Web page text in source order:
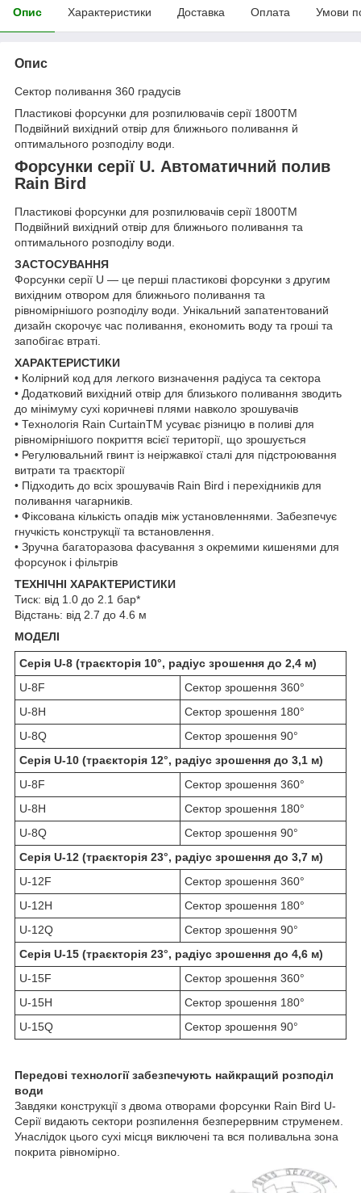
Опис Характеристики Доставка Оплата Умови
Опис
Сектор поливання 360 градусів
Пластикові форсунки для розпилювачів серії 1800TM
Подвійний вихідний отвір для ближнього поливання й
оптимального розподілу води.
Форсунки серії U. Автоматичний полив
Rain Bird
Пластикові форсунки для розпилювачів серії 1800TM
Подвійний вихідний отвір для ближнього поливання та
оптимального розподілу води.
ЗАСТОСУВАННЯ
Форсунки серії U — це перші пластикові форсунки з другим
вихідним отвором для ближнього поливання та
рівномірнішого розподілу води. Унікальний запатентований
дизайн скорочує час поливання, економить воду та гроші та
запобігає втраті.
ХАРАКТЕРИСТИКИ
• Колірний код для легкого визначення радіуса та сектора
• Додатковий вихідний отвір для близького поливання зводить
до мінімуму сухі коричневі плями навколо зрошувачів
• Технологія Rain CurtainTM усуває різницю в поливі для
рівномірнішого покриття всієї території, що зрошується
• Регулювальний гвинт із неіржавкої сталі для підстроювання
витрати та траєкторії
• Підходить до всіх зрошувачів Rain Bird і перехідників для
поливання чагарників.
• Фіксована кількість опадів між установленнями. Забезпечує
гнучкість конструкції та встановлення.
• Зручна багаторазова фасування з окремими кишенями для
форсунок і фільтрів
ТЕХНІЧНІ ХАРАКТЕРИСТИКИ
Тиск: від 1.0 до 2.1 бар*
Відстань: від 2.7 до 4.6 м
МОДЕЛІ
Серія U-8 (траєкторія 10°, радіус зрошення до 2,4 м)
U-8F
Сектор зрошення 360°
U-8H
Сектор зрошення 180°
U-8Q
Сектор зрошення 90°
Серія U-10 (траєкторія 12°, радіус зрошення до 3,1 м)
U-8F
Сектор зрошення 360°
U-8H
Сектор зрошення 180°
U-8Q
Сектор зрошення 90°
Серія U-12 (траєкторія 23°, радіус зрошення до 3,7 м)
U-12F
Сектор зрошення 360°
U-12H
Сектор зрошення 180°
U-12Q
Сектор зрошення 90°
Серія U-15 (траєкторія 23°, радіус зрошення до 4,6 м)
U-15F
Сектор зрошення 360°
U-15H
Сектор зрошення 180°
U-15Q
Сектор зрошення 90°
Передові технології забезпечують найкращий розподіл
води
Завдяки конструкції з двома отворами форсунки Rain Bird U-
Серії видають сектори розпилення безперервним струменем.
Унаслідок цього сухі місця виключені та вся поливальна зона
покрита рівномірно.